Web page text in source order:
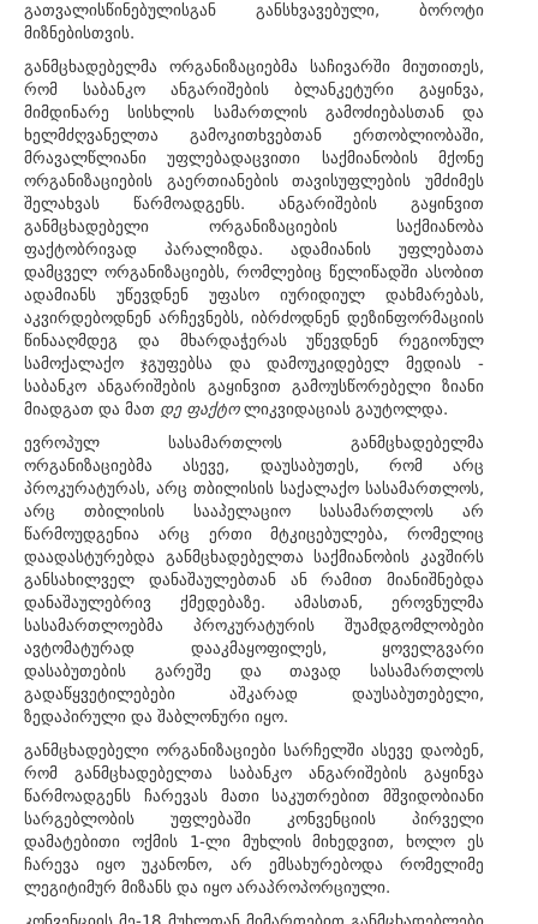
გათვალისწინებულისგან განსხვავებული, ბოროტი
მიზნებისთვის.
განმცხადებელმა ორგანიზაციებმა საჩივარში მიუთითეს,
რომ საბანკო ანგარიშების ბლანკეტური გაყინვა,
მიმდინარე სისხლის სამართლის გამოძიებასთან და
ხელმძღვანელთა გამოკითხვებთან ერთობლიობაში,
მრავალწლიანი უფლებადაცვითი საქმიანობის მქონე
ორგანიზაციების გაერთიანების თავისუფლების უმძიმეს
შელახვას წარმოადგენს. ანგარიშების გაყინვით
განმცხადებელი ორგანიზაციების საქმიანობა
ფაქტობრივად პარალიზდა. ადამიანის უფლებათა
დამცველ ორგანიზაციებს, რომლებიც წელიწადში ასობით
ადამიანს უწევდნენ უფასო იურიდიულ დახმარებას,
აკვირდებოდნენ არჩევნებს, იბრძოდნენ დეზინფორმაციის
წინააღმდეგ და მხარდაჭერას უწევდნენ რეგიონულ
სამოქალაქო ჯგუფებსა და დამოუკიდებელ მედიას -
საბანკო ანგარიშების გაყინვით გამოუსწორებელი ზიანი
მიადგათ და მათ დე ფაქტოლიკვიდაციას გაუტოლდა.
ევროპულ სასამართლოს განმცხადებელმა
ორგანიზაციებმა ასევე, დაუსაბუთეს, რომ არც
პროკურატურას, არც თბილისის საქალაქო სასამართლოს,
არც თბილისის სააპელაციო სასამართლოს არ
წარმოუდგენია არც ერთი მტკიცებულება, რომელიც
დაადასტურებდა განმცხადებელთა საქმიანობის კავშირს
განსახილველ დანაშაულებთან ან რამით მიანიშნებდა
დანაშაულებრივ ქმედებაზე. ამასთან, ეროვნულმა
სასამართლოებმა პროკურატურის შუამდგომლობები
ავტომატურად დააკმაყოფილეს, ყოველგვარი
დასაბუთების გარეშე და თავად სასამართლოს
გადაწყვეტილებები აშკარად დაუსაბუთებელი,
ზედაპირული და შაბლონური იყო.
განმცხადებელი ორგანიზაციები სარჩელში ასევე დაობენ,
რომ განმცხადებელთა საბანკო ანგარიშების გაყინვა
წარმოადგენს ჩარევას მათი საკუთრებით მშვიდობიანი
სარგებლობის უფლებაში კონვენციის პირველი
დამატებითი ოქმის 1-ლი მუხლის მიხედვით, ხოლო ეს
ჩარევა იყო უკანონო, არ ემსახურებოდა რომელიმე
ლეგიტიმურ მიზანს და იყო არაპროპორციული.